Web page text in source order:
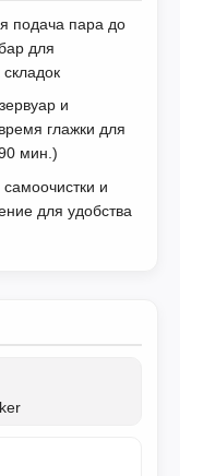
подача пара до
для
и
глажки для
мин.)
и
для удобства